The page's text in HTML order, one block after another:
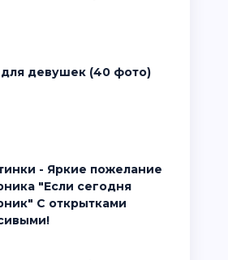
для девушек (40 фото)
"Если сегодня
С открытками